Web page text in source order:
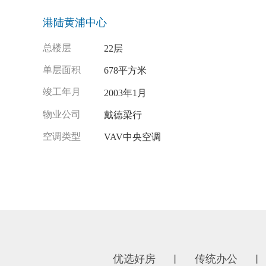
港陆黄浦中心
总楼层 22层
单层面积 678平方米
竣工年月 2003年1月
物业公司 戴德梁行
空调类型 VAV中央空调
优选好房 传统办公